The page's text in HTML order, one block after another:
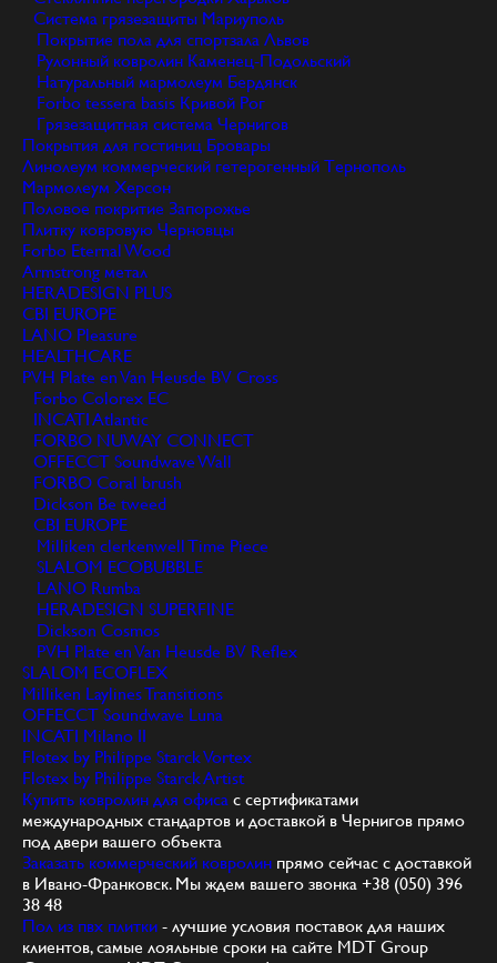
Система грязезащиты Мариуполь
Покрытие пола для спортзала Львов
Рулонный ковролин Каменец-Подольский
Натуральный мармолеум Бердянск
Forbo tessera basis Кривой Рог
Грязезащитная система Чернигов
Покрытия для гостиниц Бровары
Линолеум коммерческий гетерогенный Тернополь
Мармолеум Херсон
Половое покритие Запорожье
Плитку ковровую Черновцы
Forbo Eternal Wood
Armstrong метал
HERADESIGN PLUS
CBI EUROPE
LANO Pleasure
HEALTHCARE
PVH Plate en Van Heusde BV Cross
Forbo Colorex EC
INCATI Atlantic
FORBO NUWAY CONNECT
OFFECCT Soundwave Wall
FORBO Coral brush
Dickson Be tweed
CBI EUROPE
Milliken clerkenwell Time Piece
SLALOM ECOBUBBLE
LANO Rumba
HERADESIGN SUPERFINE
Dickson Cosmos
PVH Plate en Van Heusde BV Reflex
SLALOM ECOFLEX
Milliken Laylines Transitions
OFFECCT Soundwave Luna
INCATI Milano II
Flotex by Philippe Starck Vortex
Flotex by Philippe Starck Artist
Купить ковролин для офиса с сертификатами
международных стандартов и доставкой в Чернигов прямо
под двери вашего объекта
Заказать коммерческий ковролин прямо сейчас с доставкой
в Ивано-Франковск. Мы ждем вашего звонка +38 (050) 396
38 48
Пол из пвх плитки - лучшие условия поставок для наших
клиентов, самые лояльные сроки на сайте MDT Group